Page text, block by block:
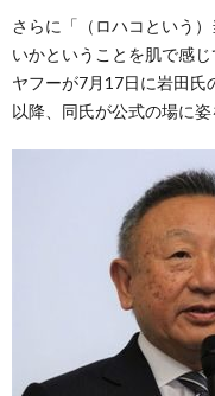
さらに「（ロハコという
いかということを肌で感
ヤフーが7月17日に岩田氏
以降、同氏が公式の場に姿